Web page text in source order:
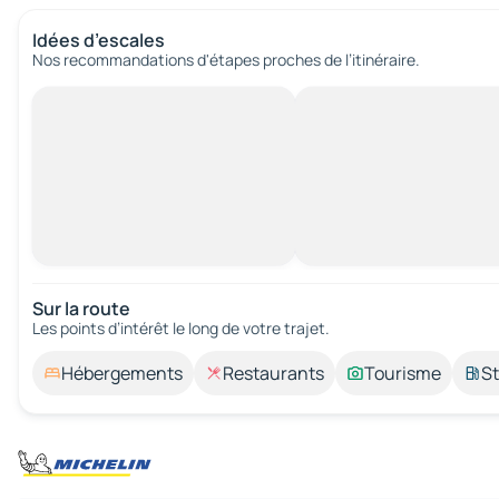
Idées d’escales
Nos recommandations d'étapes proches de l’itinéraire.
Sur la route
Les points d’intérêt le long de votre trajet.
Hébergements Restaurants Tourisme